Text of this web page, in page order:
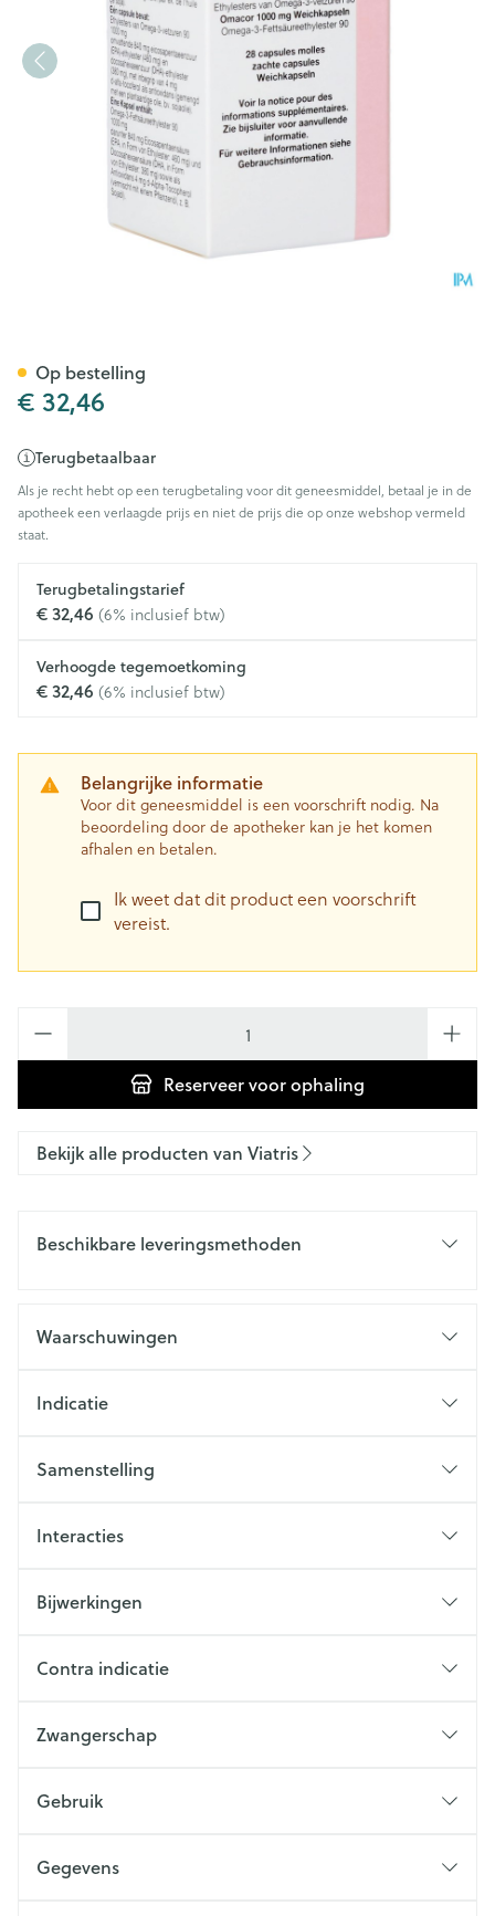
€ 32,46
Terugbetaalbaar
Als je recht hebt op een terugbetaling voor dit geneesmiddel, betaal je in de
apotheek een verlaagde prijs en niet de prijs die op onze webshop vermeld
staat.
Terugbetalingstarief
€ 32,46 (6% inclusief btw)
Verhoogde tegemoetkoming
€ 32,46 (6% inclusief btw)
Belangrijke informatie
Voor dit geneesmiddel is een voorschrift nodig. Na
beoordeling door de apotheker kan je het komen
afhalen en betalen.
Ik weet dat dit product een voorschrift
vereist.
Reserveervoor ophaling
Op bestelling
Bekijk alle producten van Viatris
Beschikbare leveringsmethoden
Waarschuwingen
Indicatie
Samenstelling
Interacties
Bijwerkingen
Contra indicatie
Zwangerschap
Gebruik
Gegevens